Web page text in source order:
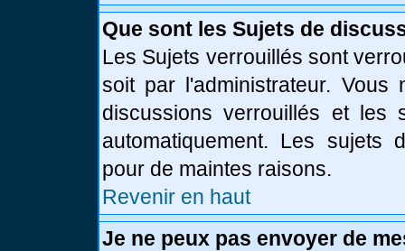
Que sont les Sujets de
Les Sujets verrouillés sont
soit par l'administrateur.
discussions verrouillés et les
automatiquement. Les sujets
pour de maintes raisons.
Revenir en haut
Je ne peux pas envoyer de